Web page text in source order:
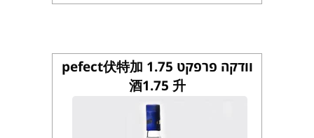
וודקה פרפקט 1.75 pefect伏特加
酒1.75 升